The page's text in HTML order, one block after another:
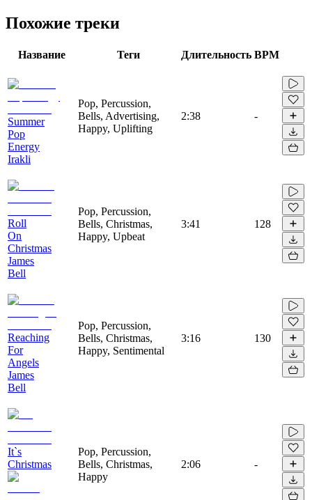
Похожие треки
Название Теги Длительность BPM
Summer
Pop
Energy
Irakli
Pop, Percussion,
Bells, Advertising,
Happy, Uplifting
2:38 -
Roll
On
Christmas
James
Bell
Pop, Percussion,
Bells, Christmas,
Happy, Upbeat
3:41 128
Reaching
For
Angels
James
Bell
Pop, Percussion,
Bells, Christmas,
Happy, Sentimental
3:16 130
It`s
Christmas
Pop, Percussion,
Bells, Christmas,
Happy
2:06 -